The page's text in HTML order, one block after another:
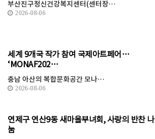
부산진구정신건강복지센터(센터장…
2026-08-06
세계 9개국 작가 참여 국제아트페어…
‘MONAF202…
충남 아산의 복합문화공간 모나…
2026-08-06
연제구 연산9동 새마을부녀회, 사랑의 반찬 나
눔